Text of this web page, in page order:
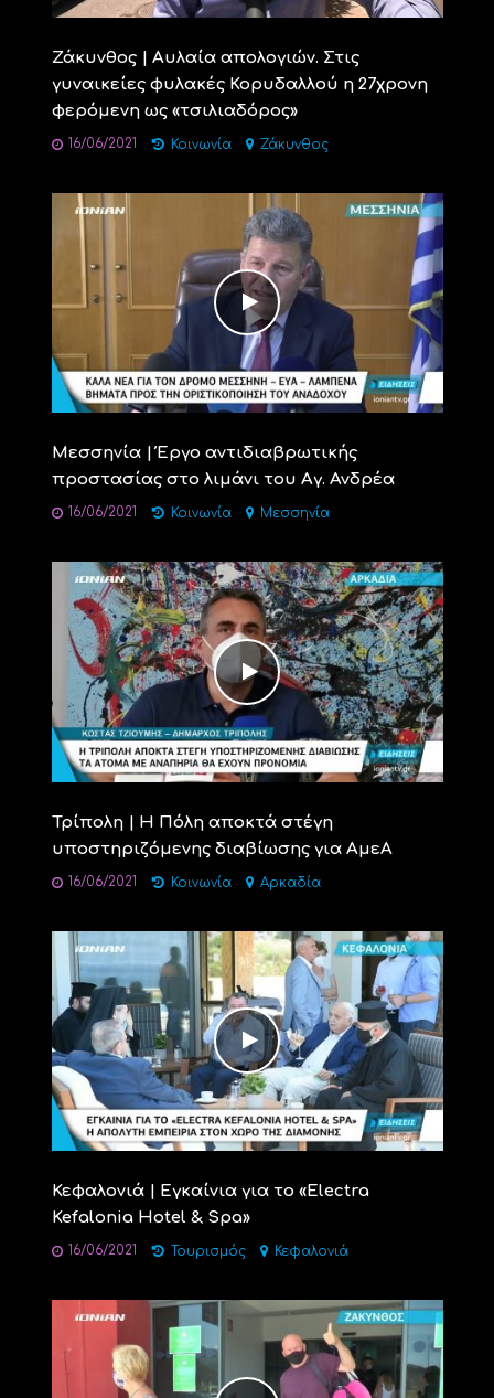
Ζάκυνθος | Αυλαία απολογιών. Στις
γυναικείες φυλακές Κορυδαλλού η 27χρονη
φερόμενη ως «τσιλιαδόρος»
16/06/2021 Κοινωνία Ζάκυνθος
Μεσσηνία | Έργο αντιδιαβρωτικής
προστασίας στο λιμάνι του Αγ. Ανδρέα
16/06/2021 Κοινωνία Μεσσηνία
Τρίπολη | Η Πόλη αποκτά στέγη
υποστηριζόμενης διαβίωσης για ΑμεΑ
16/06/2021 Κοινωνία Αρκαδία
Κεφαλονιά | Εγκαίνια για το «Electra
Kefalonia Hotel & Spa»
16/06/2021 Τουρισμός Κεφαλονιά